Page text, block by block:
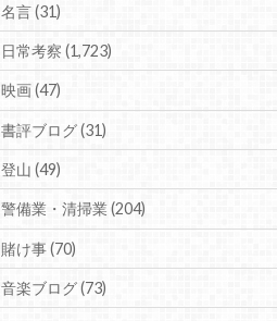
名言(31)
日常考察(1,723)
映画(47)
書評ブログ(31)
登山(49)
警備業・清掃業(204)
賭け事(70)
音楽ブログ(73)